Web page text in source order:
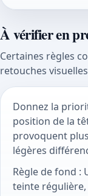
À vérifier en
Certaines règles
retouches
Donnez la
position de la
provoquent
légères
Règle de fond :
teinte